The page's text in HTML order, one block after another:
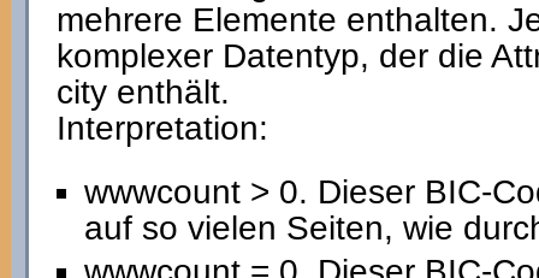
mehrere Elemente enthalten.
komplexer Datentyp, der die
city enthält.
Interpretation:
wwwcount > 0. Dieser BIC-
auf so vielen Seiten, wie